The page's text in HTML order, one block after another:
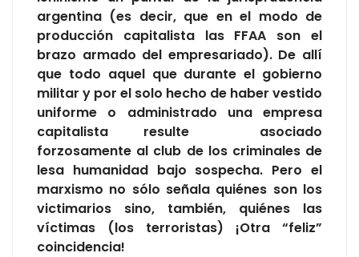
argentina (es decir, que en el modo de
producción capitalista las FFAA son el
brazo armado del empresariado). De allí
que todo aquel que durante el gobierno
militar y por el solo hecho de haber vestido
uniforme o administrado una empresa
capitalista resulte asociado
forzosamente al club de los criminales de
lesa humanidad bajo sospecha. Pero el
marxismo no sólo señala quiénes son los
victimarios sino, también, quiénes las
víctimas (los terroristas) ¡Otra “feliz”
coincidencia!